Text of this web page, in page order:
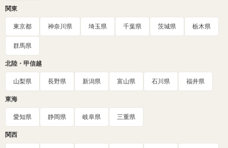
関東
東京都 神奈川県 埼玉県 千葉県 茨城県 栃木県
群馬県
北陸・甲信越
山梨県 長野県 新潟県 富山県 石川県 福井県
東海
愛知県 静岡県 岐阜県 三重県
関西